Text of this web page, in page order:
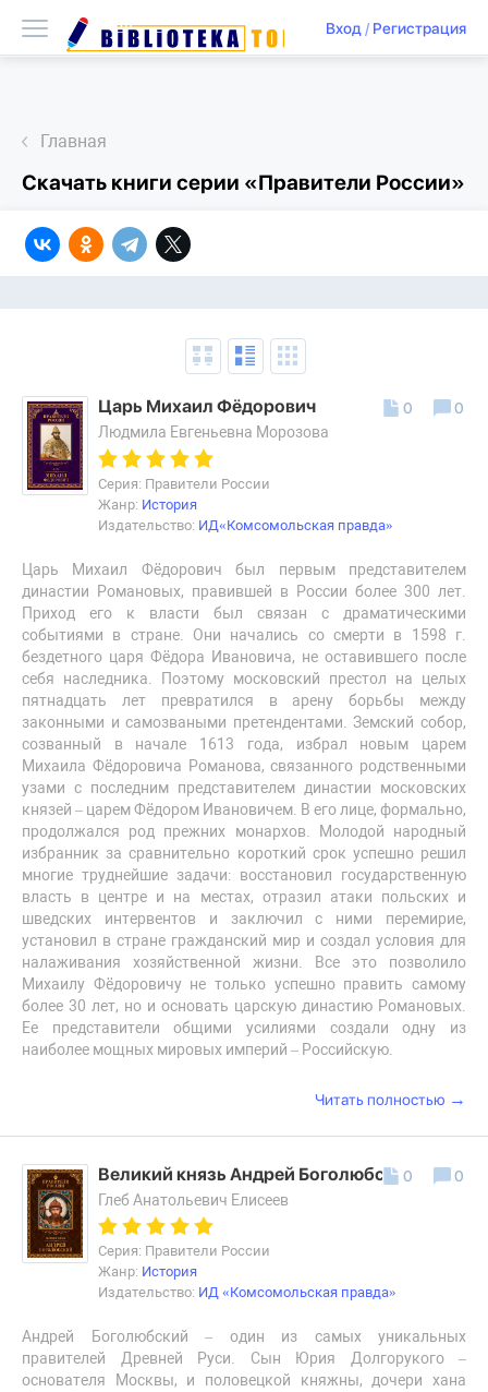
Вход/ Регистрация
Главная
Скачать книги серии «Правители России»
Царь Михаил Фёдорович
Людмила Евгеньевна Морозова
Серия: Правители России
Жанр: История
Издательство: ИД«Комсомольская правда»
Царь Михаил Фёдорович был первым представителем
династии Романовых, правившей в России более 300 лет.
Приход его к власти был связан с драматическими
событиями в стране. Они начались со смерти в 1598 г.
бездетного царя Фёдора Ивановича, не оставившего после
себя наследника. Поэтому московский престол на целых
пятнадцать лет превратился в арену борьбы между
законными и самозваными претендентами. Земский собор,
созванный в начале 1613 года, избрал новым царем
Михаила Фёдоровича Романова, связанного родственными
узами с последним представителем династии московских
князей – царем Фёдором Ивановичем. В его лице, формально,
продолжался род прежних монархов. Молодой народный
избранник за сравнительно короткий срок успешно решил
многие труднейшие задачи: восстановил государственную
власть в центре и на местах, отразил атаки польских и
шведских интервентов и заключил с ними перемирие,
установил в стране гражданский мир и создал условия для
налаживания хозяйственной жизни. Все это позволило
Михаилу Фёдоровичу не только успешно править самому
более 30 лет, но и основать царскую династию Романовых.
Ее представители общими усилиями создали одну из
наиболее мощных мировых империй – Российскую.
0 0
Читать полностью →
Великий князь Андрей Боголюбский
Глеб Анатольевич Елисеев
Серия: Правители России
Жанр: История
Издательство: ИД «Комсомольская правда»
Андрей Боголюбский – один из самых уникальных
правителей Древней Руси. Сын Юрия Долгорукого –
основателя Москвы, и половецкой княжны, дочери хана
0 0